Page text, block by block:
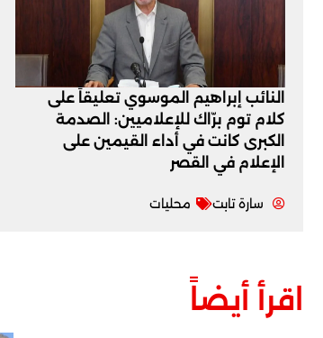
النائب إبراهيم الموسوي تعليقاً على
كلام توم برّاك للإعلاميين: الصدمة
الكبرى كانت في أداء القيمين على
‏الإعلام في القصر
سارة تابت محليات
اقرأ أيضاً